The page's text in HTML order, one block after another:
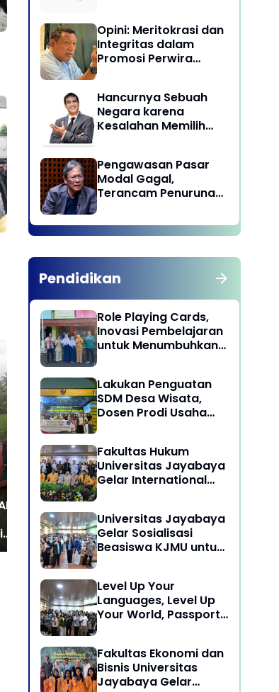
Bangunan Tebing
Ambruk, Babinsa Koramil
13 Majenang Tinjau Lokasi
Kejadian
Opini: Meritokrasi dan
Integritas dalam
Promosi Perwira
Hancurnya Sebuah
Negara karena
Kesalahan Memilih
Pengawasan Pasar
Modal Gagal,
Terancam Penurunan
Pendidikan
Role Playing Cards,
Inovasi Pembelajaran
untuk Menumbuhkan
Lakukan Penguatan
SDM Desa Wisata,
Dosen Prodi Usaha
Pengabdian Kepada
Masyarakat di Desa
Wisata Sukamandi
Subang, Jawa Barat
Fakultas Hukum
Universitas Jayabaya
Gelar International
Undang Advokat di
Era Globalisasi
Universitas Jayabaya
Gelar Sosialisasi
Beasiswa KJMU untuk
Level Up Your
Languages, Level Up
Your World, Passport
Global Career in
Jayabaya University
Fakultas Ekonomi dan
Bisnis Universitas
Jayabaya Gelar